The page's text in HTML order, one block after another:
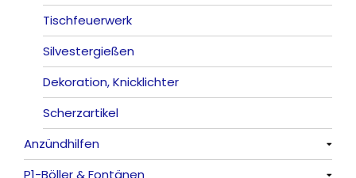
Tischfeuerwerk
Silvestergießen
Dekoration, Knicklichter
Scherzartikel
Anzündhilfen
Alle anzeigen
P1-Böller & Fontänen